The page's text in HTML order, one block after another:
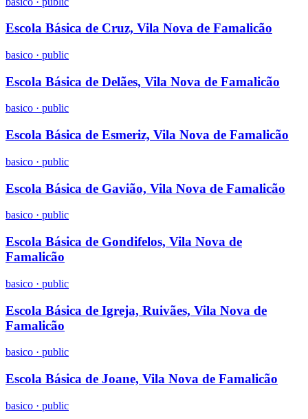
Escola Básica de Cruz, Vila Nova de Famalicão
basico · public
Escola Básica de Delães, Vila Nova de Famalicão
basico · public
Escola Básica de Esmeriz, Vila Nova de Famalicão
basico · public
Escola Básica de Gavião, Vila Nova de Famalicão
basico · public
Escola Básica de Gondifelos, Vila Nova de
Famalicão
basico · public
Escola Básica de Igreja, Ruivães, Vila Nova de
Famalicão
basico · public
Escola Básica de Joane, Vila Nova de Famalicão
basico · public